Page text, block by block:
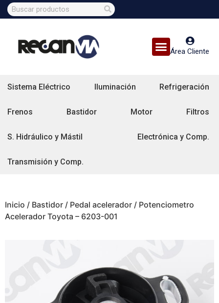
Área Cliente
Sistema Eléctrico Iluminación Refrigeración
Frenos Bastidor Motor Filtros
S. Hidráulico y Mástil Electrónica y Comp.
Transmisión y Comp.
Inicio / Bastidor / Pedal acelerador / Potenciometro
Acelerador Toyota – 6203-001